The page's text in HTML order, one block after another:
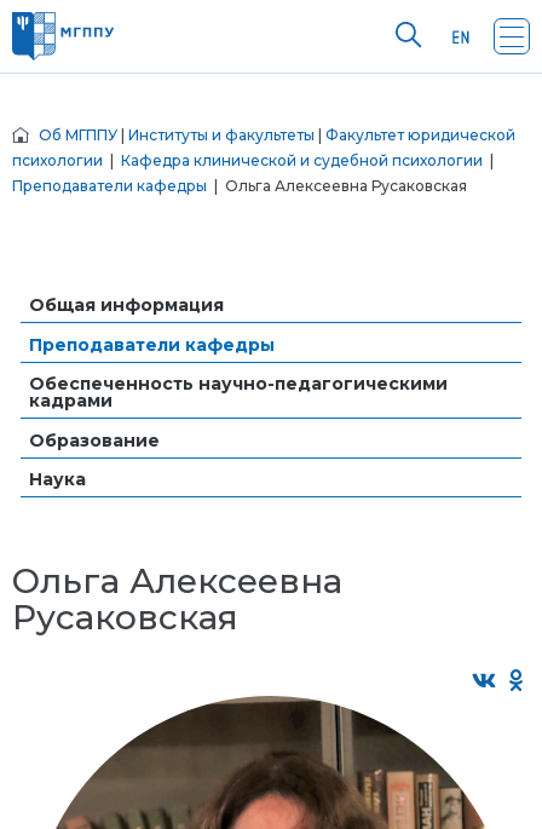
Об МГППУ Институты и факультеты
Факультет юридической
психологии
Кафедра клинической и судебной психологии
Преподаватели кафедры | Ольга Алексеевна Русаковская
Общая информация
Преподаватели кафедры
Обеспеченность научно-педагогическими
кадрами
Образование
Наука
Ольга Алексеевна
Русаковская